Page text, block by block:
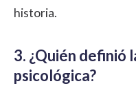
historia.
3. ¿Quién definió
psicológica?